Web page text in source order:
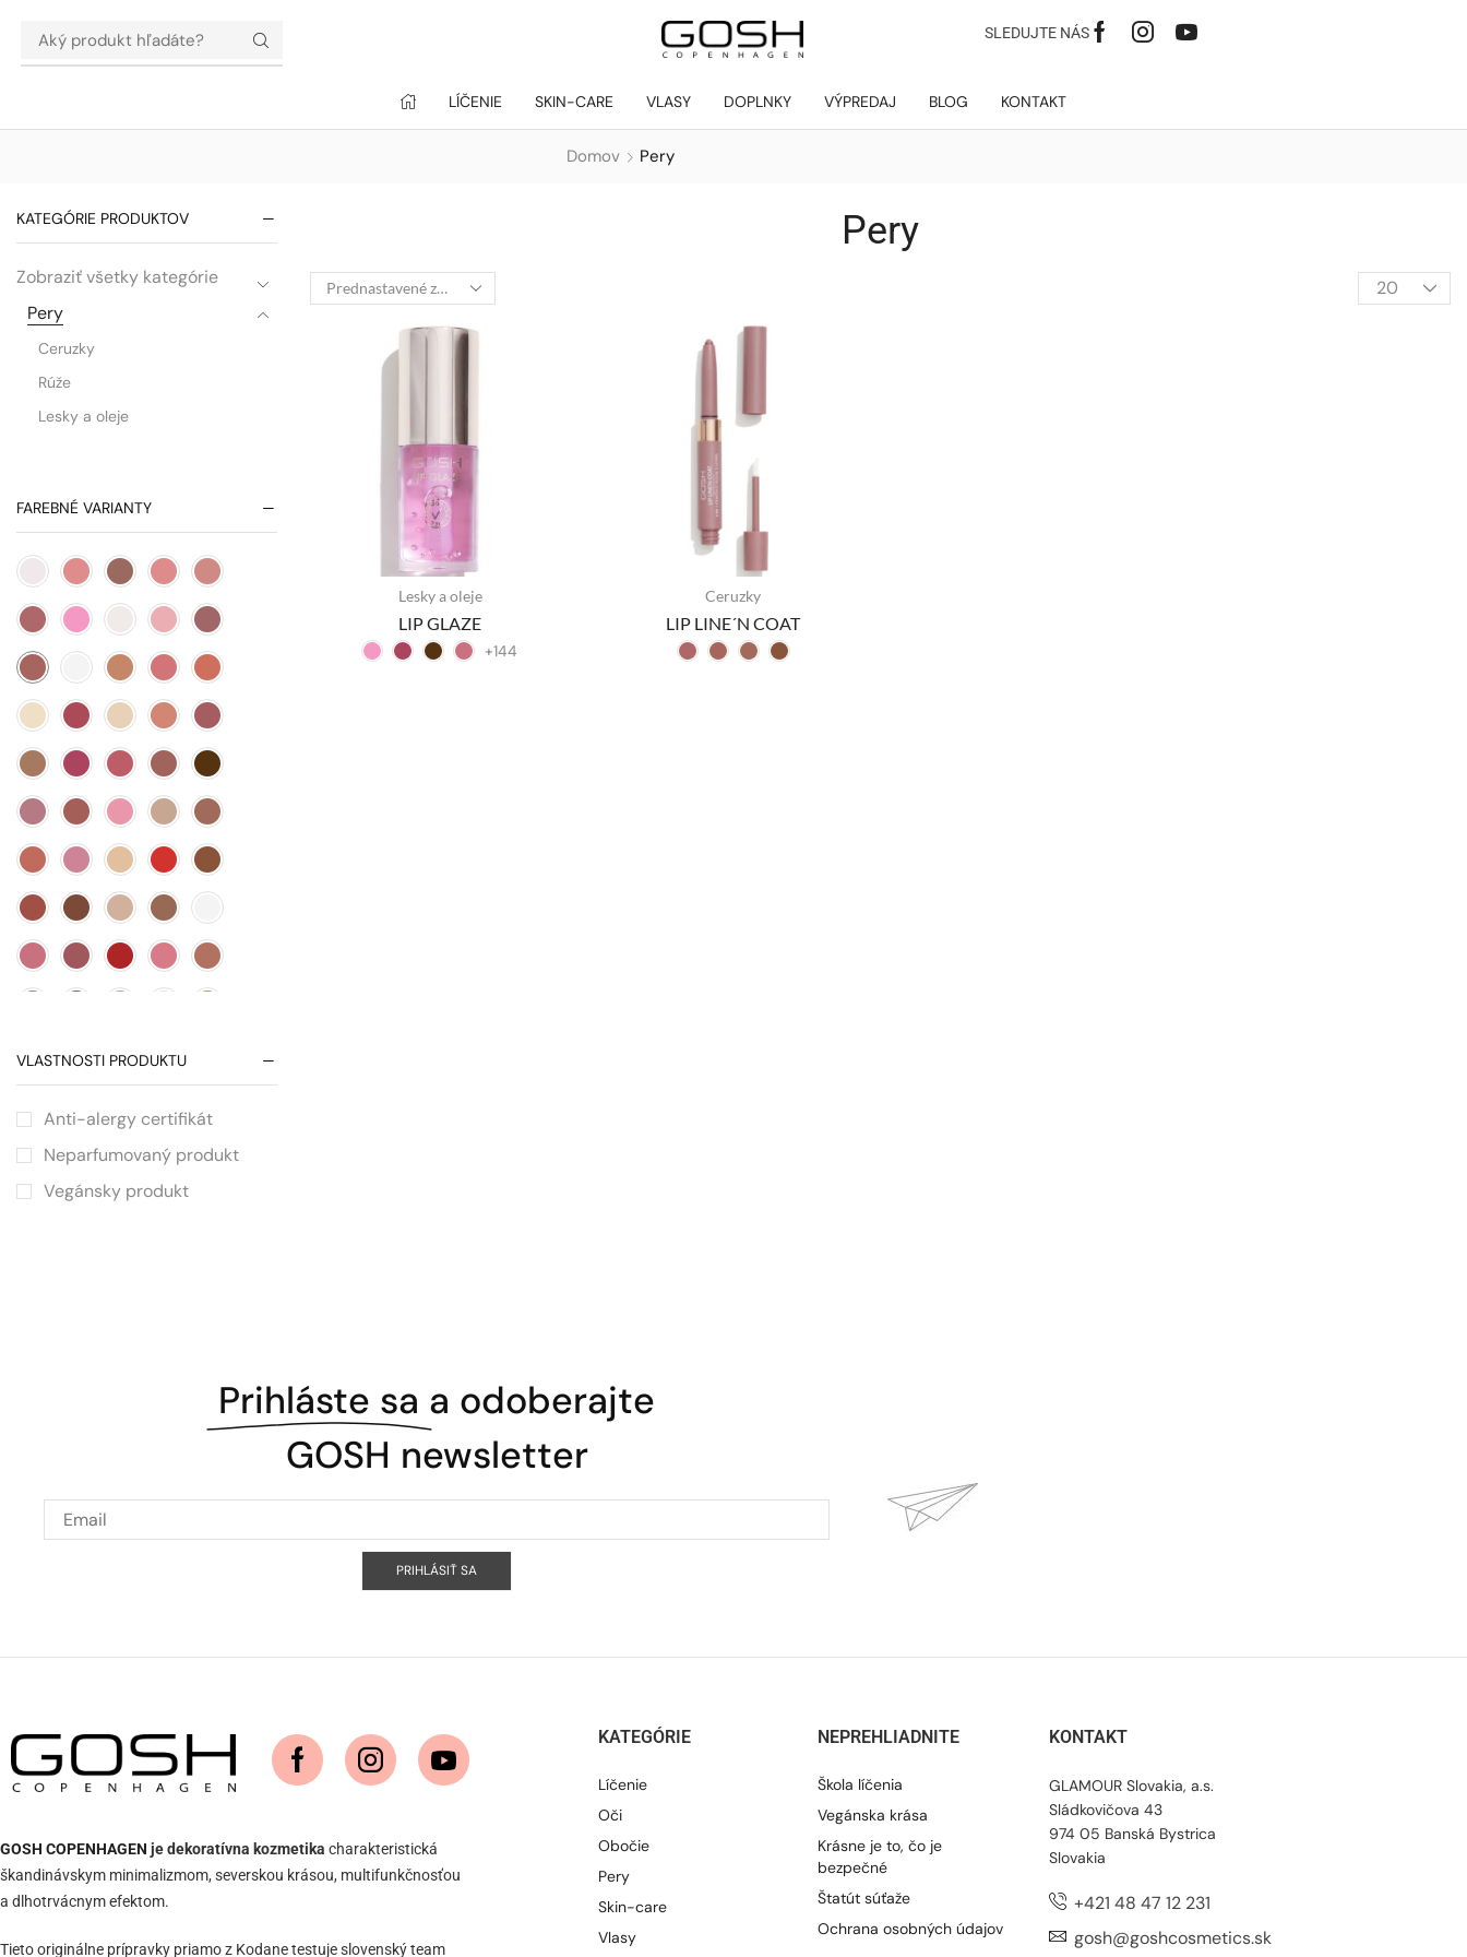
SLEDUJTE NÁS
LÍČENIE SKIN-CARE VLASY DOPLNKY VÝPREDAJ BLOG KONTAKT
Domov Pery
KATEGÓRIE PRODUKTOV
Zobraziť všetky kategórie
Pery
Ceruzky
Rúže
Lesky a oleje
FAREBNÉ VARIANTY
VLASTNOSTI PRODUKTU
Anti-alergy certifikát
Neparfumovaný produkt
Vegánsky produkt
Pery
Lesky a oleje
LIP GLAZE
+144
Ceruzky
LIP LINE´N COAT
Prihláste sa a odoberajte
GOSH newsletter
PRIHLÁSIŤ SA
GOSH COPENHAGEN je dekoratívna kozmetika charakteristická
škandinávskym minimalizmom, severskou krásou, multifunkčnosťou
a dlhotrvácnym efektom.
Tieto originálne prípravky priamo z Kodane testuje slovenský team
KATEGÓRIE
Líčenie
Oči
Obočie
Pery
Skin-care
Vlasy
NEPREHLIADNITE
Škola líčenia
Vegánska krása
Krásne je to, čo je
bezpečné
Štatút súťaže
Ochrana osobných údajov
KONTAKT
GLAMOUR Slovakia, a.s.
Sládkovičova 43
974 05 Banská Bystrica
Slovakia
+421 48 47 12 231
gosh@goshcosmetics.sk